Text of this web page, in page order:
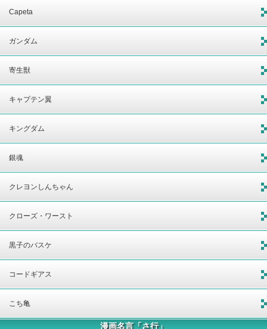
Capeta
ガンダム
寄生獣
キャプテン翼
キングダム
銀魂
クレヨンしんちゃん
クローズ・ワースト
黒子のバスケ
コードギアス
こち亀
漫画名言「さ行」